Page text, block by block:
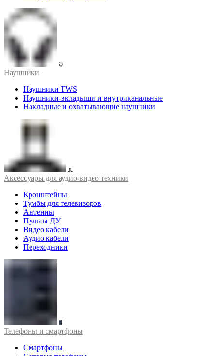
Наушники
Наушники TWS
Наушники-вкладыши и внутриканальные
Накладные и охватывающие наушники
Аксессуары для аудио-видео техники
Кронштейны
Тумбы для телевизоров
Антенны
Пульты ДУ
Видео кабели
Аудио кабели
Переходники
Телефоны и смартфоны
Смартфоны